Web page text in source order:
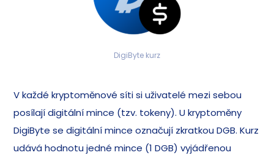
DigiByte kurz
V každé kryptoměnové síti si uživatelé mezi sebou
posílají digitální mince (tzv. tokeny). U kryptoměny
DigiByte se digitální mince označují zkratkou DGB. Kurz
udává hodnotu jedné mince (1 DGB) vyjádřenou